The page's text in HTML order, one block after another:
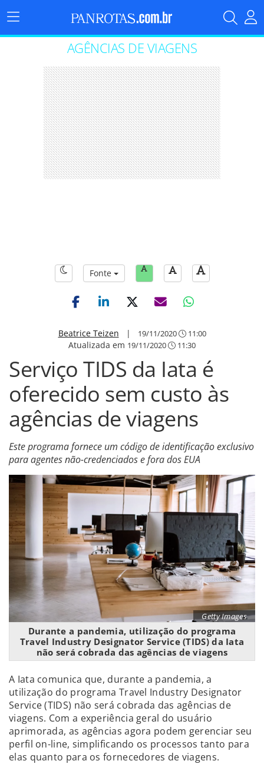
Menu
Principal
AGÊNCIAS DE VIAGENS
Fonte
Beatrice Teizen | 19/11/2020 11:00
Atualizada em 19/11/2020 11:30
Serviço TIDS da Iata é
oferecido sem custo às
agências de viagens
Este programa fornece um código de identificação exclusivo
para agentes não-credenciados e fora dos EUA
Getty Images
Durante a pandemia, utilização do programa
Travel Industry Designator Service (TIDS) da Iata
não será cobrada das agências de viagens
A Iata comunica que, durante a pandemia, a
utilização do programa Travel Industry Designator
Service (TIDS) não será cobrada das agências de
viagens. Com a experiência geral do usuário
aprimorada, as agências agora podem gerenciar seu
perfil on-line, simplificando os processos tanto para
elas quanto para os fornecedores de viagens.